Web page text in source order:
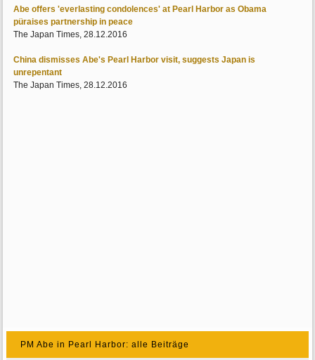
Abe offers 'everlasting condolences' at Pearl Harbor as Obama
püraises partnership in peace
The Japan Times, 28.12.2016
China dismisses Abe's Pearl Harbor visit, suggests Japan is
unrepentant
The Japan Times, 28.12.2016
PM Abe in Pearl Harbor: alle Beiträge